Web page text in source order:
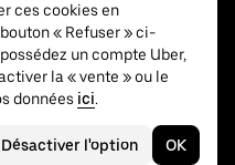
ces cookies en
« Refuser » ci-
un compte Uber,
la « vente » ou le
données ici.
Désactiver l'option OK